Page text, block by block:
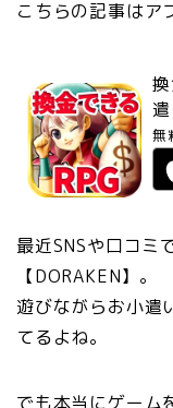
こちらの記事はア
無
最近SNSや口コミ
【DORAKEN】。
遊びながらお小遣
てるよね。
でも本当にゲーム